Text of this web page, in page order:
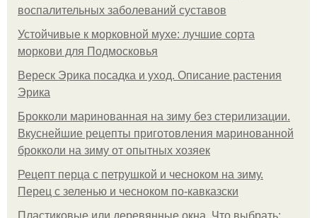
воспалительных заболеваний суставов
Устойчивые к морковной мухе: лучшие сорта
моркови для Подмосковья
Вереск Эрика посадка и уход. Описание растения
Эрика
Брокколи маринованная на зиму без стерилизации.
Вкуснейшие рецепты приготовления маринованной
брокколи на зиму от опытных хозяек
Рецепт перца с петрушкой и чесноком на зиму.
Перец с зеленью и чесноком по-кавказски
Пластиковые или деревянные окна. Что выбрать: